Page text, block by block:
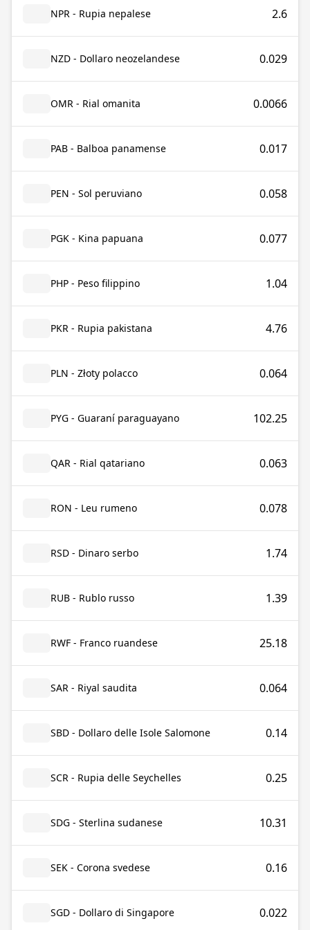
NPR - Rupia nepalese 2.6
NZD - Dollaro neozelandese 0.029
OMR - Rial omanita 0.0066
PAB - Balboa panamense 0.017
PEN - Sol peruviano 0.058
PGK - Kina papuana 0.077
PHP - Peso filippino 1.04
PKR - Rupia pakistana 4.76
PLN - Złoty polacco 0.064
PYG - Guaraní paraguayano 102.25
QAR - Rial qatariano 0.063
RON - Leu rumeno 0.078
RSD - Dinaro serbo 1.74
RUB - Rublo russo 1.39
RWF - Franco ruandese 25.18
SAR - Riyal saudita 0.064
SBD - Dollaro delle Isole Salomone 0.14
SCR - Rupia delle Seychelles 0.25
SDG - Sterlina sudanese 10.31
SEK - Corona svedese 0.16
SGD - Dollaro di Singapore 0.022